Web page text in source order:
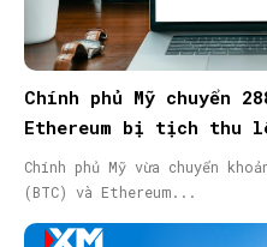
Chính phủ Mỹ chuyển
Ethereum bị tịch thu
Chính phủ Mỹ vừa chuyển
(BTC) và Ethereum...